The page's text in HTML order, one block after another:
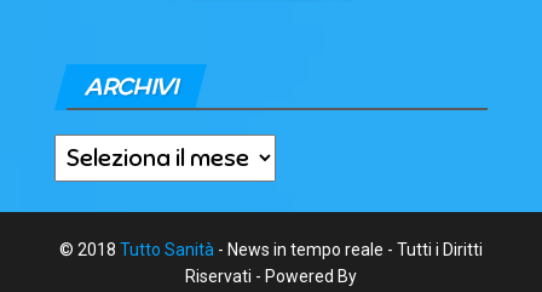
ARCHIVI
Archivi
© 2018 Tutto Sanità - News in tempo reale - Tutti i Diritti
Riservati - Powered By